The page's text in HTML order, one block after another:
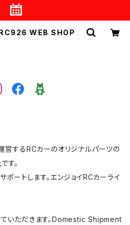
WEB SHOP
するRCカーのオリジナルパーツの
す。
ポートします。エンジョイRCカーライ
いただきます。Domestic Shipment